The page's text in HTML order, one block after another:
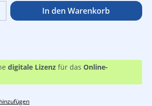
Gib den gewünschten
In den Warenkorb
digitale Lizenz für das Online-